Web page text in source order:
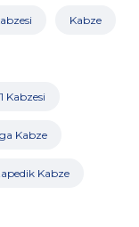
Kabze
Kabzesi
Kabze
Kabze